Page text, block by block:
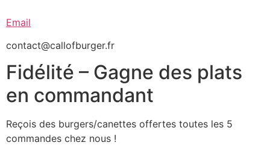
Email
contact@callofburger.fr
Fidélité – Gagne des plats
en commandant
Reçois des burgers/canettes offertes toutes les 5
commandes chez nous !